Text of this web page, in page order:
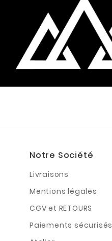
Notre Société
Livraisons
Mentions légales
CGV et RETOURS
Paiements sécurisés